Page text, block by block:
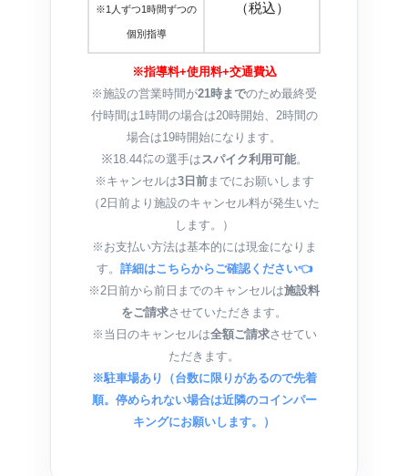
※1人ずつ1時間ずつの
個別指導
（税込）
※指導料+使用料+交通費込
※施設の営業時間が21時までのため最終受
付時間は1時間の場合は20時開始、2時間の
場合は19時開始になります。
※18.44㍍の選手は スパイク利用可能。
※キャンセルは3日前までにお願いします
（2日前より施設のキャンセル料が発生いた
します。）
※お支払い方法は基本的には現金になりま
す。 詳細はこちらからご確認ください👈
※2日前から前日までのキャンセルは施設料
をご請求させていただきます。
※当日のキャンセルは全額ご請求させてい
ただきます。
※駐車場あり（台数に限りがあるので先着
順。停められない場合は近隣のコインパー
キングにお願いします。）